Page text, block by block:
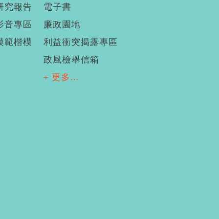
究報告
音專區
範楷模
電子書
廉政園地
利益衝突揭露專區
政風檢舉信箱
+ 更多...